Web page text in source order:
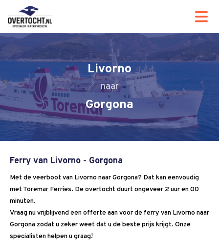
Livorno
Gorgona
Ferry van Livorno - Gorgona
Met de veerboot van Livorno naar Gorgona? Dat kan eenvoudig
met Toremar Ferries. De overtocht duurt ongeveer 2 uur en 00
minuten.
Vraag nu vrijblijvend een offerte aan voor de ferry van Livorno naar
Gorgona zodat u zeker weet dat u de beste prijs krijgt. Onze
specialisten helpen u graag!